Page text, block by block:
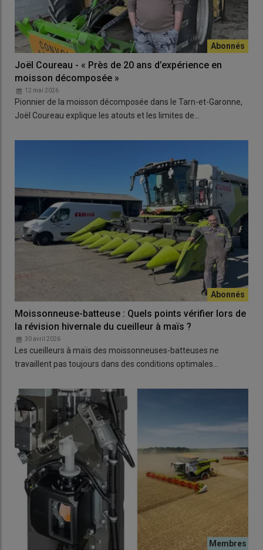
Joël Coureau - « Près de 20 ans d’expérience en
moisson décomposée »
12 mai 2026
Pionnier de la moisson décomposée dans le Tarn-et-Garonne,
Joël Coureau explique les atouts et les limites de…
Moissonneuse-batteuse : Quels points vérifier lors de
la révision hivernale du cueilleur à maïs ?
30 avril 2026
Les cueilleurs à maïs des moissonneuses-batteuses ne
travaillent pas toujours dans des conditions optimales…